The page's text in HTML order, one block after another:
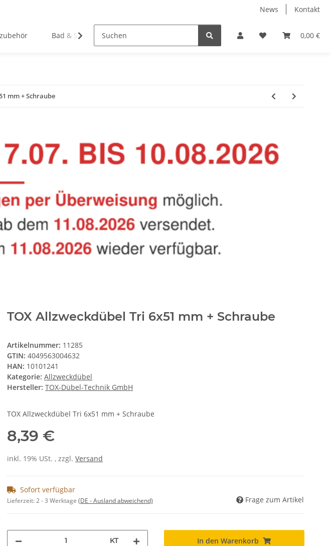
News Kontakt
0,00 €
Bad & Sanitär Belüftung & Entlüftung
mm + Schraube
TOX Allzweckdübel Tri 6x51 mm + Schraube
Artikelnummer: 11285
GTIN: 4049563004632
HAN: 10101241
Kategorie: Allzweckdübel
Hersteller: TOX-Dübel-Technik GmbH
TOX Allzweckdübel Tri 6x51 mm + Schraube
8,39 €
inkl. 19% USt. , zzgl. Versand
Sofort verfügbar
Lieferzeit:2 - 3 Werktage (DE - Ausland abweichend) Frage zum Artikel
KT In den Warenkorb